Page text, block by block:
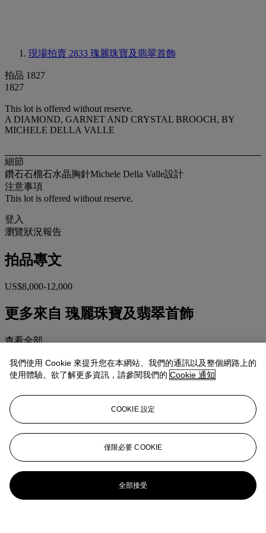
現場拍賣 2833 瑰麗珠寶及翡翠首飾
拍品 1827
1827
This lot is offered without reserve.
A DIAMOND, GARNET AND CRYSTAL BROOCH, BY
MICHELE DELLA VALLE
細節
鑽石石榴石水晶胸針Michele Della Valle設計
注意事項
This lot is offered without reserve.
登入
瀏覽狀況報告
拍品專文
US$8,000-12,000
更多來自 瑰麗珠寶及翡翠首飾
查看全部
我們使用 Cookie 來提升您在本網站、我們的通訊以及整個網路上的
使用體驗。欲了解更多資訊，請參閱我們的 Cookie 通知
COOKIE 設定
僅限必要 COOKIE
全部接受